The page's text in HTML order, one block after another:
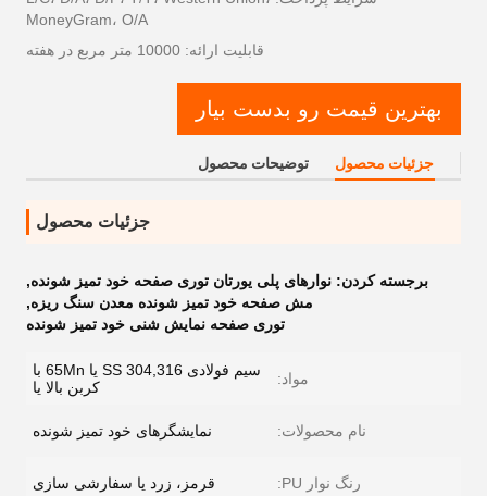
MoneyGram، O/A
قابلیت ارائه: 10000 متر مربع در هفته
بهترین قیمت رو بدست بیار
جزئیات محصول توضیحات محصول
جزئیات محصول
برجسته کردن: نوارهای پلی یورتان توری صفحه خود تمیز شونده,
مش صفحه خود تمیز شونده معدن سنگ ریزه,
توری صفحه نمایش شنی خود تمیز شونده
مواد:
سیم فولادی SS 304,316 یا 65Mn با
کربن بالا یا
نام محصولات: نمایشگرهای خود تمیز شونده
رنگ نوار PU: قرمز، زرد یا سفارشی سازی